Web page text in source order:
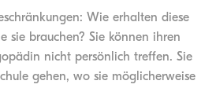
Wie erhalten diese
sie brauchen? Sie können ihren
nicht persönlich treffen. Sie
gehen, wo sie möglicherweise